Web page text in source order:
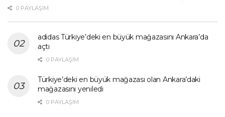
0 PAYLAŞIM
adidas Türkiye’deki en büyük mağazasını Ankara’da
açtı
0 PAYLAŞIM
Türkiye’deki en büyük mağazası olan Ankara’daki
mağazasını yeniledi
0 PAYLAŞIM